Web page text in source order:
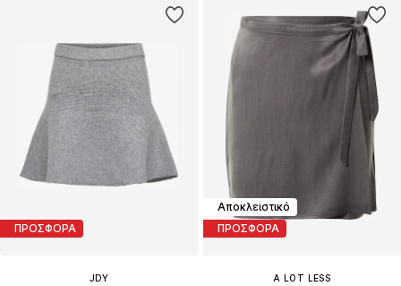
ΠΡΟΣΦΟΡΑ
JDY
Αποκλειστικό
ΠΡΟΣΦΟΡΑ
A LOT LESS